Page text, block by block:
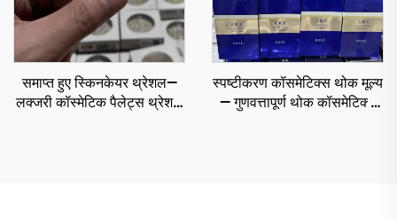
समाप्त हुए स्किनकेयर थ्रेशल—
लक्जरी कॉस्मेटिक पैलेट्स थ्रेशल
स्पष्टीकरण कॉसमेटिक्स थोक मूल्य
— गुणवत्तापूर्ण थोक कॉसमेटिक्स